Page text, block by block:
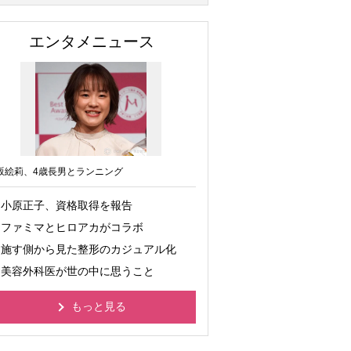
エンタメニュース
絵莉、4歳長男とランニング
小原正子、資格取得を報告
ファミマとヒロアカがコラボ
施す側から見た整形のカジュアル化
美容外科医が世の中に思うこと
もっと見る